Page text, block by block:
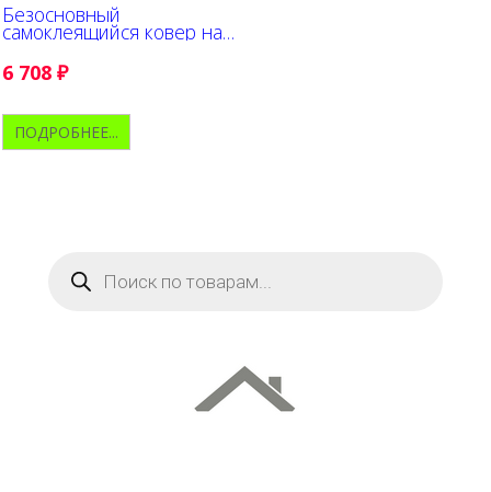
Безосновный
самоклеящийся ковер на
основе битумно-
полимерной смеси
6 708 ₽
ПОДРОБНЕЕ...
товаров